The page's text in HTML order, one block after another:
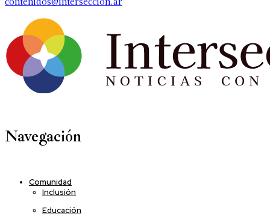
Navegación
Comunidad
Inclusión
Educación